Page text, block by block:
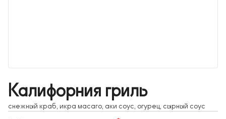
Калифорния гриль
снежный краб, икра масаго, аки соус, огурец, сырный соус